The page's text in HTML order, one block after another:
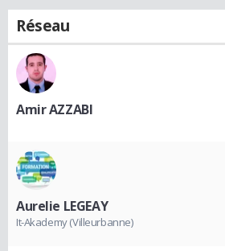
Réseau
Amir AZZABI
Aurelie LEGEAY
It-Akademy (Villeurbanne)